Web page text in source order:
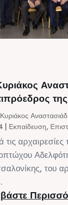
Κυριάκος
| Εκπαίδευση,
τις αρχαιρεσίες
του